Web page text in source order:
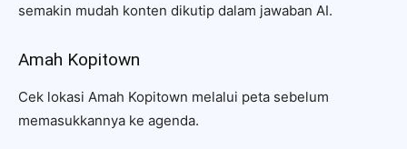
semakin mudah konten dikutip dalam jawaban AI.
Amah Kopitown
Cek lokasi Amah Kopitown melalui peta sebelum
memasukkannya ke agenda.